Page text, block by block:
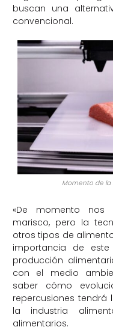
buscan una
convencional.
Momento de la
«De momento nos
marisco, pero la
otros tipos de
importancia de
producción
con el medio
saber cómo
repercusiones tendrá
la industria
alimentarios.